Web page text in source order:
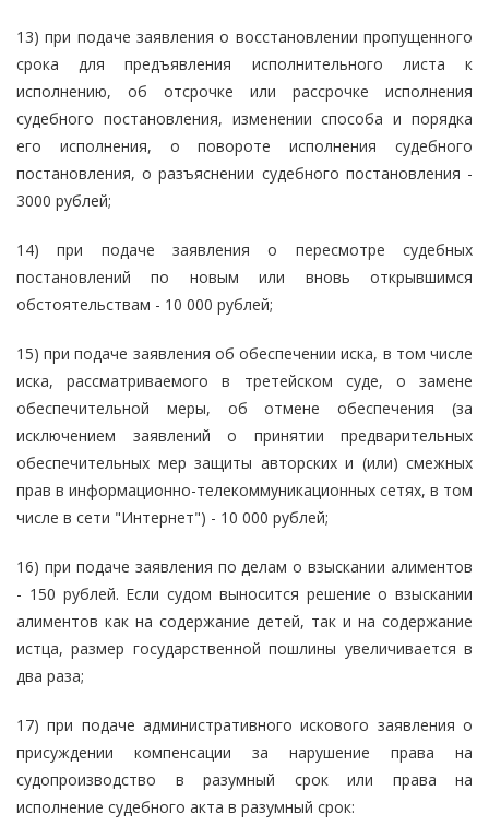
13) при подаче заявления о восстановлении пропущенного
срока для предъявления исполнительного листа к
исполнению, об отсрочке или рассрочке исполнения
судебного постановления, изменении способа и порядка
его исполнения, о повороте исполнения судебного
постановления, о разъяснении судебного постановления -
3000 рублей;
14) при подаче заявления о пересмотре судебных
постановлений по новым или вновь открывшимся
обстоятельствам - 10 000 рублей;
15) при подаче заявления об обеспечении иска, в том числе
иска, рассматриваемого в третейском суде, о замене
обеспечительной меры, об отмене обеспечения (за
исключением заявлений о принятии предварительных
обеспечительных мер защиты авторских и (или) смежных
прав в информационно-телекоммуникационных сетях, в том
числе в сети "Интернет") - 10 000 рублей;
16) при подаче заявления по делам о взыскании алиментов
- 150 рублей. Если судом выносится решение о взыскании
алиментов как на содержание детей, так и на содержание
истца, размер государственной пошлины увеличивается в
два раза;
17) при подаче административного искового заявления о
присуждении компенсации за нарушение права на
судопроизводство в разумный срок или права на
исполнение судебного акта в разумный срок: